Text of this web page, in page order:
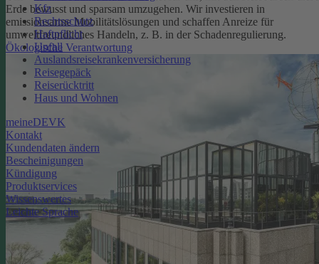
Kfz
Rechtsschutz
Haftpflicht
Unfall
Auslandsreisekrankenversicherung
Reisegepäck
Reiserücktritt
Haus und Wohnen
meineDEVK
Kontakt
Kundendaten ändern
Bescheinigungen
Kündigung
Produktservices
Wissenswertes
Leichte Sprache
Erde bewusst und sparsam umzugehen. Wir investieren in
emissionsarme Mobilitätslösungen und schaffen Anreize für
umweltfreundliches Handeln, z. B. in der Schadenregulierung.
Ökologische Verantwortung